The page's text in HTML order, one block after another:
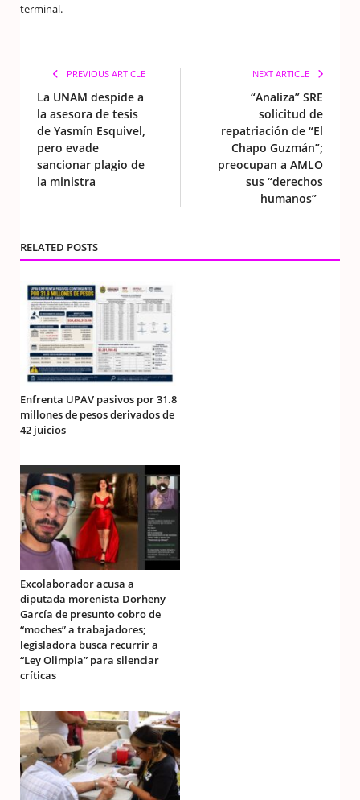
terminal.
PREVIOUS ARTICLE
La UNAM despide a
la asesora de tesis
de Yasmín Esquivel,
pero evade
sancionar plagio de
la ministra
NEXT ARTICLE
“Analiza” SRE
solicitud de
repatriación de “El
Chapo Guzmán”;
preocupan a AMLO
sus “derechos
humanos”
RELATED POSTS
Enfrenta UPAV pasivos por 31.8
millones de pesos derivados de
42 juicios
Excolaborador acusa a
diputada morenista Dorheny
García de presunto cobro de
“moches” a trabajadores;
legisladora busca recurrir a
“Ley Olimpia” para silenciar
críticas